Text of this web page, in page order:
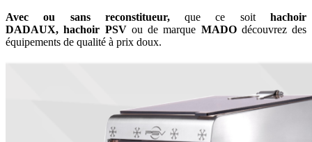
Avec ou sans reconstitueur,que ce soithachoir
DADAUX, hachoir PSV ou de marque MADO découvrez des
équipements de qualité à prix doux.